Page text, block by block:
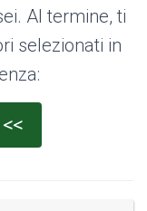
Al termine, ti
selezionati in